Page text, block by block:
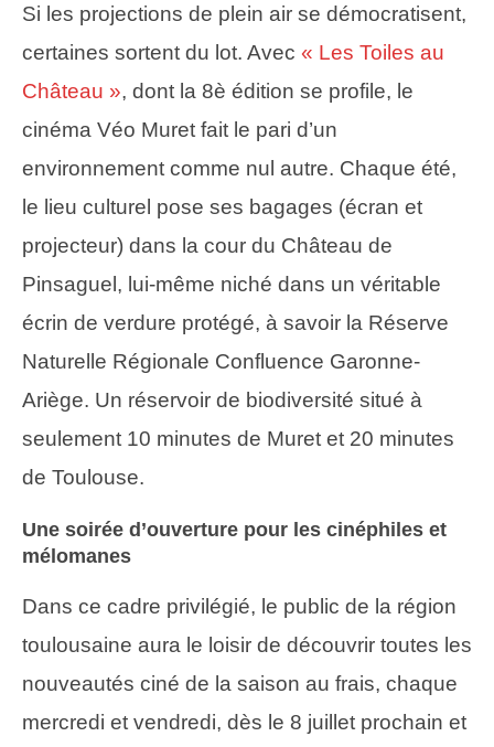
Si les projections de plein air se démocratisent,
certaines sortent du lot. Avec « Les Toiles au
Château », dont la 8è édition se profile, le
cinéma Véo Muret fait le pari d’un
environnement comme nul autre. Chaque été,
le lieu culturel pose ses bagages (écran et
projecteur) dans la cour du Château de
Pinsaguel, lui-même niché dans un véritable
écrin de verdure protégé, à savoir la Réserve
Naturelle Régionale Confluence Garonne-
Ariège. Un réservoir de biodiversité situé à
seulement 10 minutes de Muret et 20 minutes
de Toulouse.
Une soirée d’ouverture pour les cinéphiles et
mélomanes
Dans ce cadre privilégié, le public de la région
toulousaine aura le loisir de découvrir toutes les
nouveautés ciné de la saison au frais, chaque
mercredi et vendredi, dès le 8 juillet prochain et